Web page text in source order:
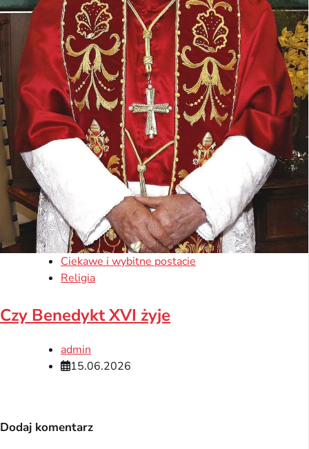
Ciekawe i wybitne postacie
Religia
Czy Benedykt XVI żyje
admin
15.06.2026
Dodaj komentarz